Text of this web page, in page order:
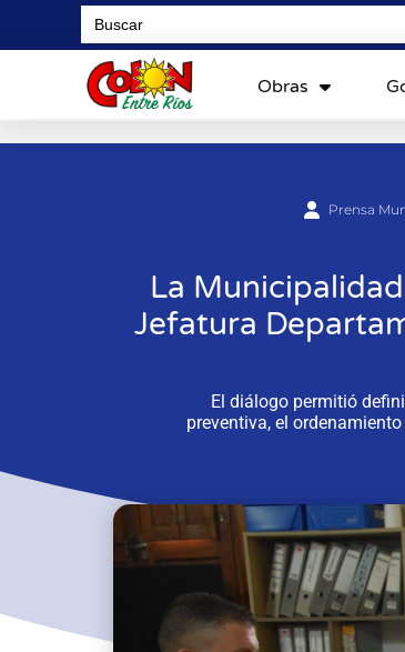
Search
for:
Obras
Prensa
La
Jefatura
El diálogo permitió
preventiva, el